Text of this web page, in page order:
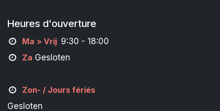
Heures d'ouverture
Ma > Vrij 9:30 - 18:00
Za Gesloten
Zon- / Jours fériés
Gesloten